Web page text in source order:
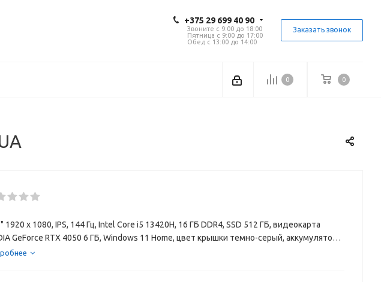
+375 29 699 40 90
Звоните с 9:00 до 18:00
Пятница с 9:00 до 17:00
Обед с 13:00 до 14:00
Заказать звонок
0 0
1920 x 1080, IPS, 144 Гц, Intel Core i5 13420H, 16 ГБ DDR4, SSD 512 ГБ, видеокарта
GeForce RTX 4050 6 ГБ, Windows 11 Home, цвет крышки темно-серый, аккумулятор